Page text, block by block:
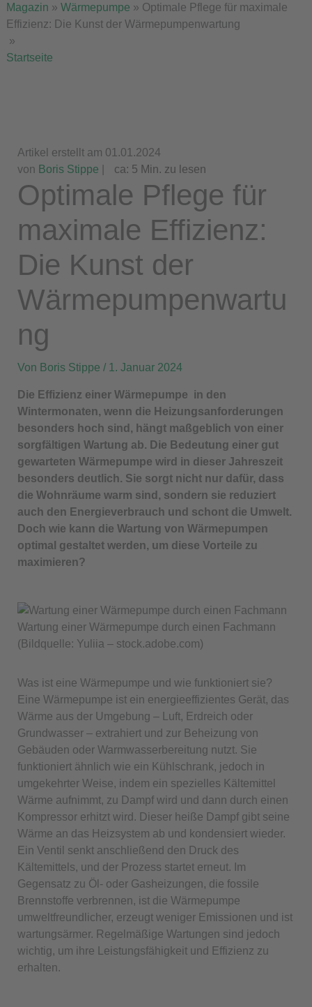
Startseite
»
Magazin » Wärmepumpe » Optimale Pflege für maximale
Effizienz: Die Kunst der Wärmepumpenwartung
Artikel erstellt am 01.01.2024
von Boris Stippe ca: 5 Min. zu lesen
Optimale Pflege für
maximale Effizienz:
Die Kunst der
Wärmepumpenwartu
ng
Von Boris Stippe / 1. Januar 2024
Die Effizienz einer Wärmepumpe in den
Wintermonaten, wenn die Heizungsanforderungen
besonders hoch sind, hängt maßgeblich von einer
sorgfältigen Wartung ab. Die Bedeutung einer gut
gewarteten Wärmepumpe wird in dieser Jahreszeit
besonders deutlich. Sie sorgt nicht nur dafür, dass
die Wohnräume warm sind, sondern sie reduziert
auch den Energieverbrauch und schont die Umwelt.
Doch wie kann die Wartung von Wärmepumpen
optimal gestaltet werden, um diese Vorteile zu
maximieren?
Wartung einer Wärmepumpe durch einen Fachmann
(Bildquelle: Yuliia – stock.adobe.com)
Was ist eine Wärmepumpe und wie funktioniert sie?
Eine Wärmepumpe ist ein energieeffizientes Gerät, das
Wärme aus der Umgebung – Luft, Erdreich oder
Grundwasser – extrahiert und zur Beheizung von
Gebäuden oder Warmwasserbereitung nutzt. Sie
funktioniert ähnlich wie ein Kühlschrank, jedoch in
umgekehrter Weise, indem ein spezielles Kältemittel
Wärme aufnimmt, zu Dampf wird und dann durch einen
Kompressor erhitzt wird. Dieser heiße Dampf gibt seine
Wärme an das Heizsystem ab und kondensiert wieder.
Ein Ventil senkt anschließend den Druck des
Kältemittels, und der Prozess startet erneut. Im
Gegensatz zu Öl- oder Gasheizungen, die fossile
Brennstoffe verbrennen, ist die Wärmepumpe
umweltfreundlicher, erzeugt weniger Emissionen und ist
wartungsärmer. Regelmäßige Wartungen sind jedoch
wichtig, um ihre Leistungsfähigkeit und Effizienz zu
erhalten.